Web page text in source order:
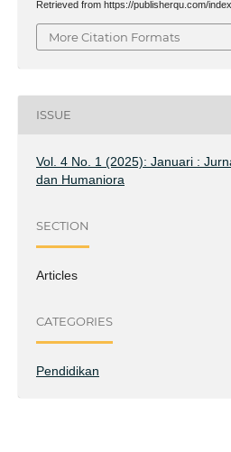
Retrieved from https://publisherqu.com/
More Citation Formats
ISSUE
Vol. 4 No. 1 (2025): Januari :
dan Humaniora
SECTION
Articles
CATEGORIES
Pendidikan